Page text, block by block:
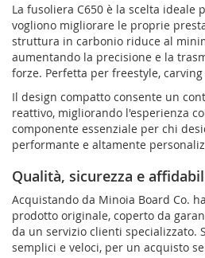
La fusoliera C650 è la scelta ideale
vogliono migliorare le proprie
struttura in carbonio riduce al
aumentando la precisione e la
forze. Perfetta per freestyle,
Il design compatto consente un
reattivo, migliorando l'esperienza
componente essenziale per chi
performante e altamente
Qualità, sicurezza e
Acquistando da Minoia Board Co.
prodotto originale, coperto da
da un servizio clienti specializzato.
semplici e veloci, per un acquisto